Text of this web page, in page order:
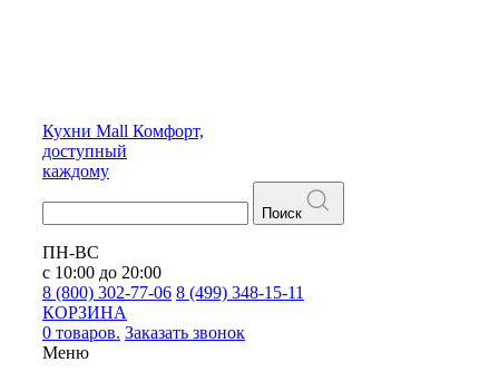
Кухни Mall Комфорт,
доступный
каждому
Поиск
ПН-ВС
с 10:00 до 20:00
8 (800) 302-77-06 8 (499) 348-15-11
КОРЗИНА
0 товаров. Заказать звонок
Меню